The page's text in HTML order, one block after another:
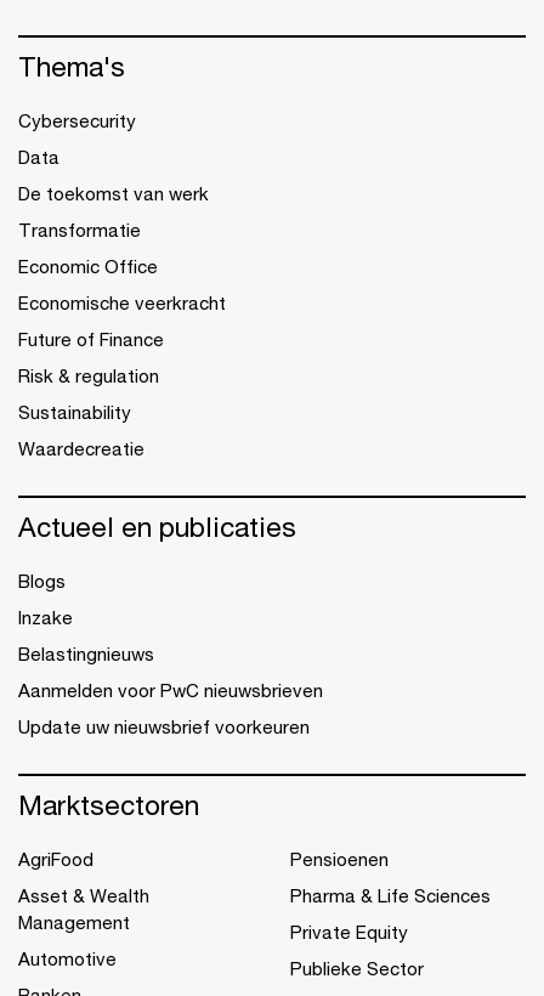
Thema's
Cybersecurity
Data
De toekomst van werk
Transformatie
Economic Office
Economische veerkracht
Future of Finance
Risk & regulation
Sustainability
Waardecreatie
Actueel en publicaties
Blogs
Inzake
Belastingnieuws
Aanmelden voor PwC nieuwsbrieven
Update uw nieuwsbrief voorkeuren
Marktsectoren
AgriFood
Asset & Wealth
Management
Automotive
Pensioenen
Pharma & Life Sciences
Private Equity
Publieke Sector